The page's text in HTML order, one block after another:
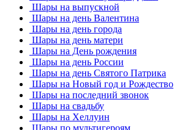
Шары на выпускной
Шары на день Валентина
Шары на день города
Шары на день матери
Шары на День рождения
Шары на день России
Шары на день Святого Патрика
Шары на Новый год и Рождество
Шары на последний звонок
Шары на свадьбу
Шары на Хеллуин
Шары по мультигероям